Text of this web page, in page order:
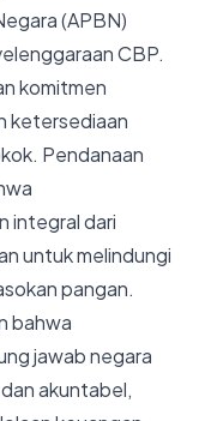
(APBN)
CBP.
komitmen
ketersediaan
Pendanaan
integral dari
untuk melindungi
pangan.
bahwa
jawab negara
akuntabel,